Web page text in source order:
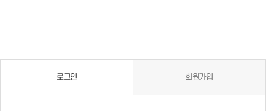
로그인 회원가입